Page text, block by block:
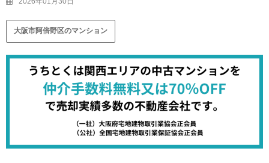
大阪市阿倍野区のマンション